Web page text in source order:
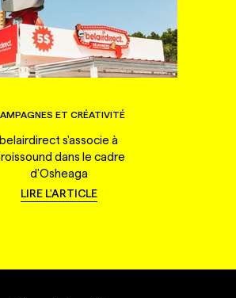
ET CRÉATIVITÉ
belairdirect s'associe à
dans le cadre
d'Osheaga
LIRE L'ARTICLE